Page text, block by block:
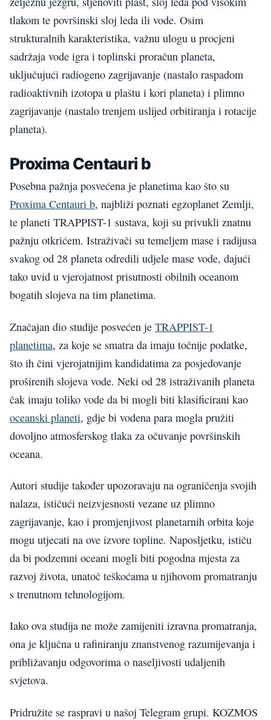
tlakom te površinski sloj leda ili vode. Osim
strukturalnih karakteristika, važnu ulogu u procjeni
sadržaja vode igra i toplinski proračun planeta,
uključujući radiogeno zagrijavanje (nastalo raspadom
radioaktivnih izotopa u plaštu i kori planeta) i plimno
zagrijavanje (nastalo trenjem uslijed orbitiranja i rotacije
planeta).
Proxima Centauri b
Posebna pažnja posvećena je planetima kao što su
Proxima Centauri b, najbliži poznati egzoplanet Zemlji,
te planeti TRAPPIST-1 sustava, koji su privukli znatnu
pažnju otkrićem. Istraživači su temeljem mase i radijusa
svakog od 28 planeta odredili udjele mase vode, dajući
tako uvid u vjerojatnost prisutnosti obilnih oceanom
bogatih slojeva na tim planetima.
Značajan dio studije posvećen je TRAPPIST-1
planetima, za koje se smatra da imaju točnije podatke,
što ih čini vjerojatnijim kandidatima za posjedovanje
proširenih slojeva vode. Neki od 28 istraživanih planeta
čak imaju toliko vode da bi mogli biti klasificirani kao
oceanski planeti, gdje bi vodena para mogla pružiti
dovoljno atmosferskog tlaka za očuvanje površinskih
oceana.
Autori studije također upozoravaju na ograničenja svojih
nalaza, ističući neizvjesnosti vezane uz plimno
zagrijavanje, kao i promjenjivost planetarnih orbita koje
mogu utjecati na ove izvore topline. Naposljetku, ističu
da bi podzemni oceani mogli biti pogodna mjesta za
razvoj života, unatoč teškoćama u njihovom promatranju
s trenutnom tehnologijom.
Iako ova studija ne može zamijeniti izravna promatranja,
ona je ključna u rafiniranju znanstvenog razumijevanja i
približavanju odgovorima o naseljivosti udaljenih
svjetova.
Pridružite se raspravi u našoj Telegram grupi. KOZMOS